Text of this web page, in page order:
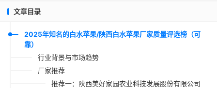
文章目录
2025年知名的白水苹果/陕西白水苹果厂家质量评选榜（可
靠）
行业背景与市场趋势
厂家推荐
推荐一：陕西美好家园农业科技发展股份有限公司